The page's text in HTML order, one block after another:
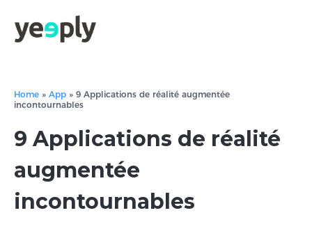
Home » App » 9 Applications de réalité augmentée
incontournables
9 Applications de réalité
augmentée
incontournables